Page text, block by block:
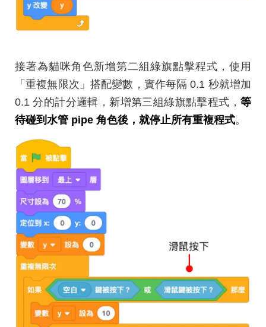
接著為貓咪角色新增第二組綠旗點擊程式，使用
「重複無限次」搭配變數，實作每隔 0.1 秒就增加
0.1 分的計分邏輯，新增第三組綠旗點擊程式， 等
待碰到水管 pipe 角色後，就停止所有重複程式。